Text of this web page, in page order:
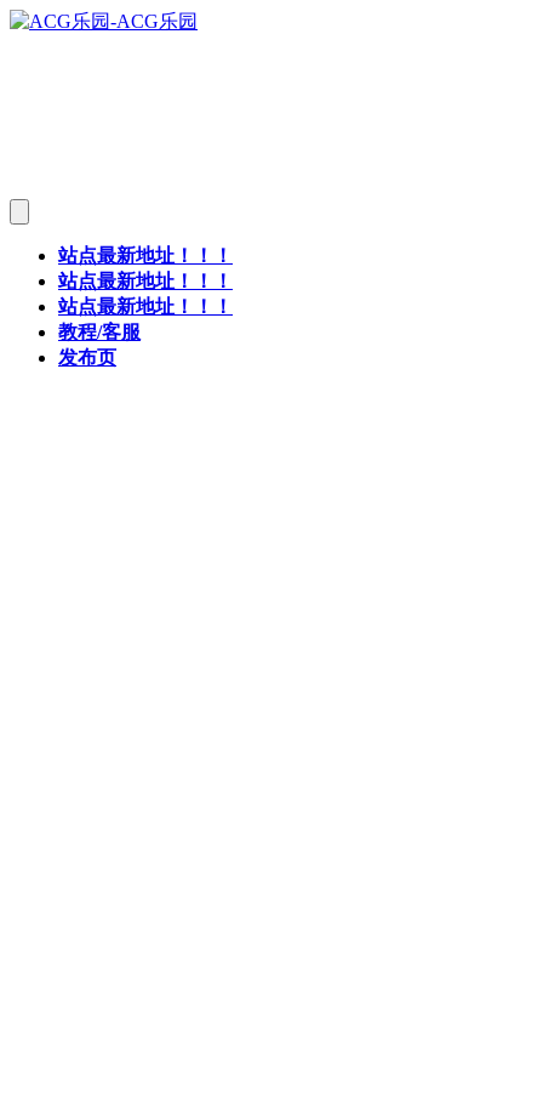
站点最新地址！！！
站点最新地址！！！
站点最新地址！！！
教程/客服
发布页